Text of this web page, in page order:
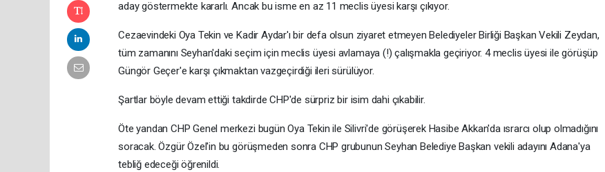
aday göstermekte kararlı. Ancak bu isme en az 11 meclis üyesi karşı çıkıyor.
Cezaevindeki Oya Tekin ve Kadir Aydar'ı bir defa olsun ziyaret etmeyen Belediyeler Birliği Başkan Vekili Zeydan,
tüm zamanını Seyhan'daki seçim için meclis üyesi avlamaya (!) çalışmakla geçiriyor. 4 meclis üyesi ile görüşüp
Güngör Geçer'e karşı çıkmaktan vazgeçirdiği ileri sürülüyor.
Şartlar böyle devam ettiği takdirde CHP'de sürpriz bir isim dahi çıkabilir.
Öte yandan CHP Genel merkezi bugün Oya Tekin ile Silivri'de görüşerek Hasibe Akkan'da ısrarcı olup olmadığını
soracak. Özgür Özel'in bu görüşmeden sonra CHP grubunun Seyhan Belediye Başkan vekili adayını Adana'ya
tebliğ edeceği öğrenildi.